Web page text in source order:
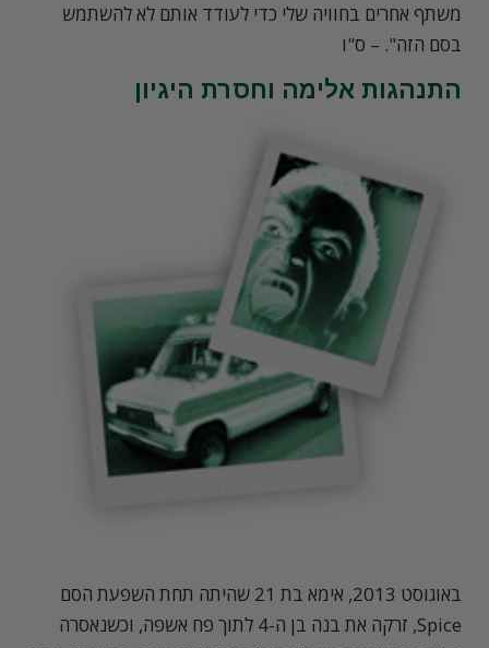
משתף אחרים בחוויה שלי כדי לעודד אותם לא להשתמש
בסם הזה". – ס"ו
התנהגות אלימה וחסרת היגיון
באוגוסט 2013, אימא בת 21 שהיתה תחת השפעת הסם
Spice, זרקה את בנה בן ה-4 לתוך פח אשפה, וכשנאסרה